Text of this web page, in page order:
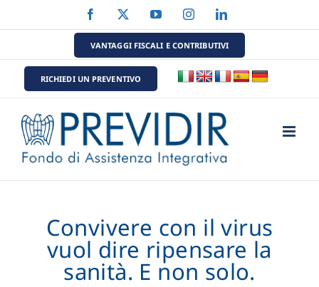
al
Facebook YouTubeInstagramLinkedIn
VANTAGGI FISCALI E CONTRIBUTIVI
RICHIEDI UN PREVENTIVO
Convivere con il virus
vuol dire ripensare la
sanità. E non solo.